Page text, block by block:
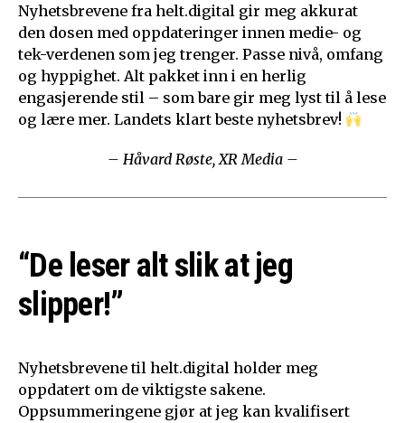
Nyhetsbrevene fra helt.digital gir meg akkurat
den dosen med oppdateringer innen medie- og
tek-verdenen som jeg trenger. Passe nivå, omfang
og hyppighet. Alt pakket inn i en herlig
engasjerende stil – som bare gir meg lyst til å lese
og lære mer. Landets klart beste nyhetsbrev!
– Håvard Røste, XR Media –
“De leser alt slik at jeg
slipper!”
Nyhetsbrevene til helt.digital holder meg
oppdatert om de viktigste sakene.
Oppsummeringene gjør at jeg kan kvalifisert